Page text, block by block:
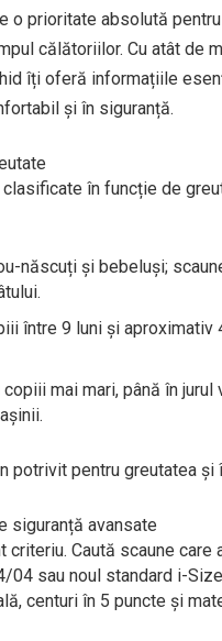
o prioritate absolută
călătoriilor. Cu atât de
îți oferă informațiile
și în siguranță.
în funcție de
născuți și bebeluși;
între 9 luni și
mai mari, până în
potrivit pentru greutatea
siguranță avansate
criteriu. Caută scaune
04 sau noul standard i-
centuri în 5 puncte și